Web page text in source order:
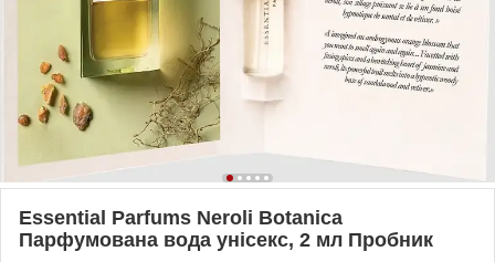
Essential Parfums Neroli Botanica
Парфумована вода унісекс, 2 мл Пробник